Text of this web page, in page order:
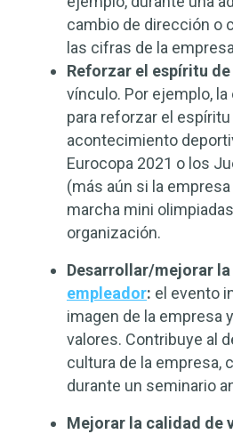
cambio de dirección o
las cifras de la empresa
Reforzar el espíritu
vínculo. Por ejemplo, la
para reforzar el
acontecimiento
Eurocopa 2021 o los
(más aún si la
marcha mini
organización.
Desarrollar/mejorar la
empleador: el evento
imagen de la empresa
valores. Contribuye al
cultura de la empresa,
durante un seminario
Mejorar la calidad de